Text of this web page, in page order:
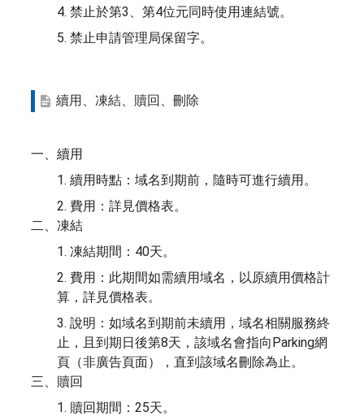
4. 禁止於第3、第4位元同時使用連結號。
5. 禁止申請管理局保留字。
續用、凍結、贖回、刪除
一、續用
1. 續用時點：域名到期前，隨時可進行續用。
2. 費用：詳見價格表。
二、凍結
1. 凍結期間：40天。
2. 費用：此期間如需續用域名，以原續用價格計
算，詳見價格表。
3. 說明：如域名到期前未續用，域名相關服務終
止，且到期日後第8天，該域名會指向Parking網
頁（非廣告頁面），直到該域名刪除為止。
三、贖回
1. 贖回期間：25天。